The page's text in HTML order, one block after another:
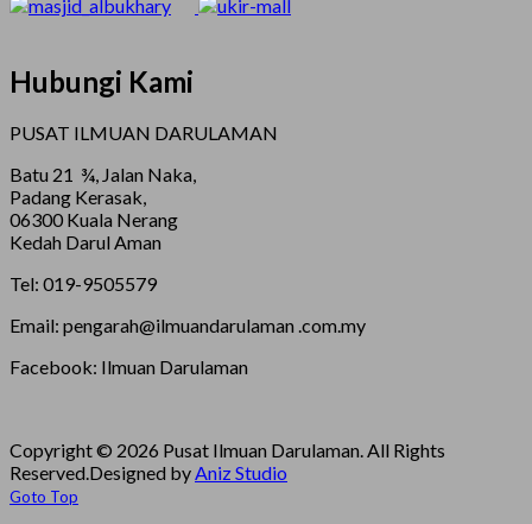
Hubungi Kami
PUSAT ILMUAN DARULAMAN
Batu 21 ¾, Jalan Naka,
Padang Kerasak,
06300 Kuala Nerang
Kedah Darul Aman
Tel: 019-9505579
Email: pengarah@ilmuandarulaman .com.my
Facebook: Ilmuan Darulaman
Copyright © 2026 Pusat Ilmuan Darulaman. All Rights
Reserved.Designed byAniz Studio
Goto Top